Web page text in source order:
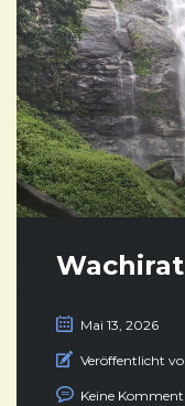
Mai 13, 2026
Veröffentlicht
Keine